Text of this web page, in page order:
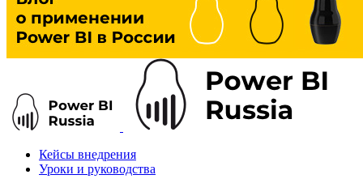
Кейсы внедрения
Уроки и руководства